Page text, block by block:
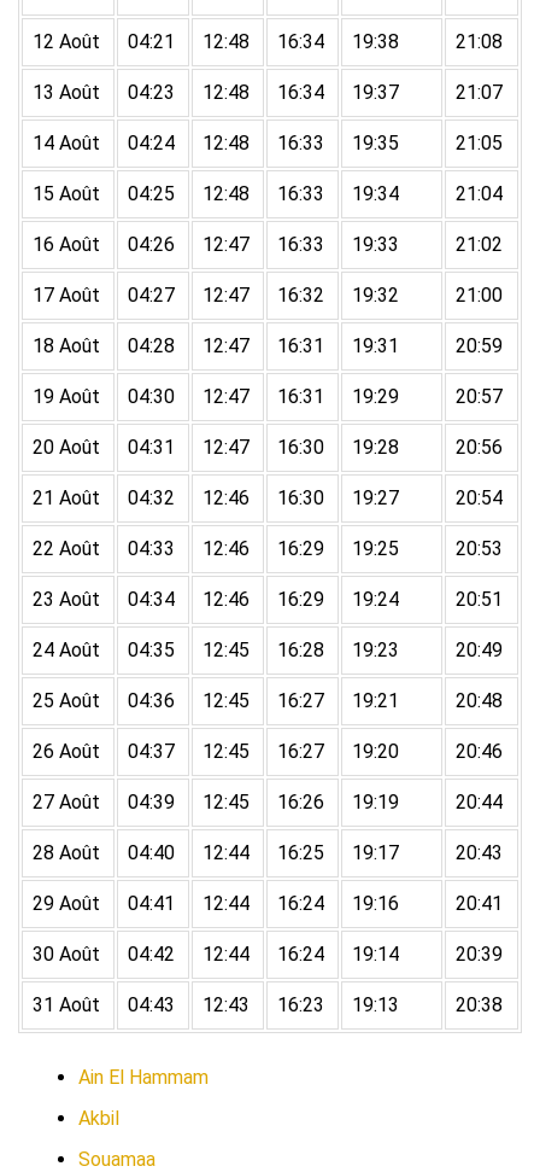
12 Août 04:21 12:48 16:34 19:38 21:08
13 Août 04:23 12:48 16:34 19:37 21:07
14 Août 04:24 12:48 16:33 19:35 21:05
15 Août 04:25 12:48 16:33 19:34 21:04
16 Août 04:26 12:47 16:33 19:33 21:02
17 Août 04:27 12:47 16:32 19:32 21:00
18 Août 04:28 12:47 16:31 19:31 20:59
19 Août 04:30 12:47 16:31 19:29 20:57
20 Août 04:31 12:47 16:30 19:28 20:56
21 Août 04:32 12:46 16:30 19:27 20:54
22 Août 04:33 12:46 16:29 19:25 20:53
23 Août 04:34 12:46 16:29 19:24 20:51
24 Août 04:35 12:45 16:28 19:23 20:49
25 Août 04:36 12:45 16:27 19:21 20:48
26 Août 04:37 12:45 16:27 19:20 20:46
27 Août 04:39 12:45 16:26 19:19 20:44
28 Août 04:40 12:44 16:25 19:17 20:43
29 Août 04:41 12:44 16:24 19:16 20:41
30 Août 04:42 12:44 16:24 19:14 20:39
31 Août 04:43 12:43 16:23 19:13 20:38
Ain El Hammam
Akbil
Souamaa